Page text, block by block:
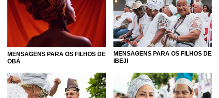
MENSAGENS PARA OS FILHOS DE
OBÁ
MENSAGENS PARA OS FILHOS DE
IBEJI